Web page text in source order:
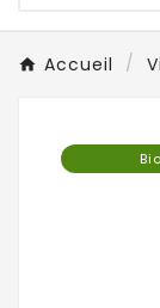
Accueil
Bio